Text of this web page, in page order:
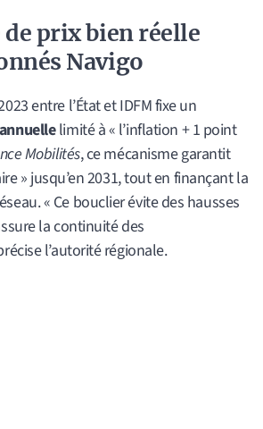
de prix bien réelle
Navigo
entre l’État et IDFM fixe un
limité à « l’inflation + 1 point
Mobilités, ce mécanisme garantit
» jusqu’en 2031, tout en finançant la
« Ce bouclier évite des hausses
la continuité des
l’autorité régionale.